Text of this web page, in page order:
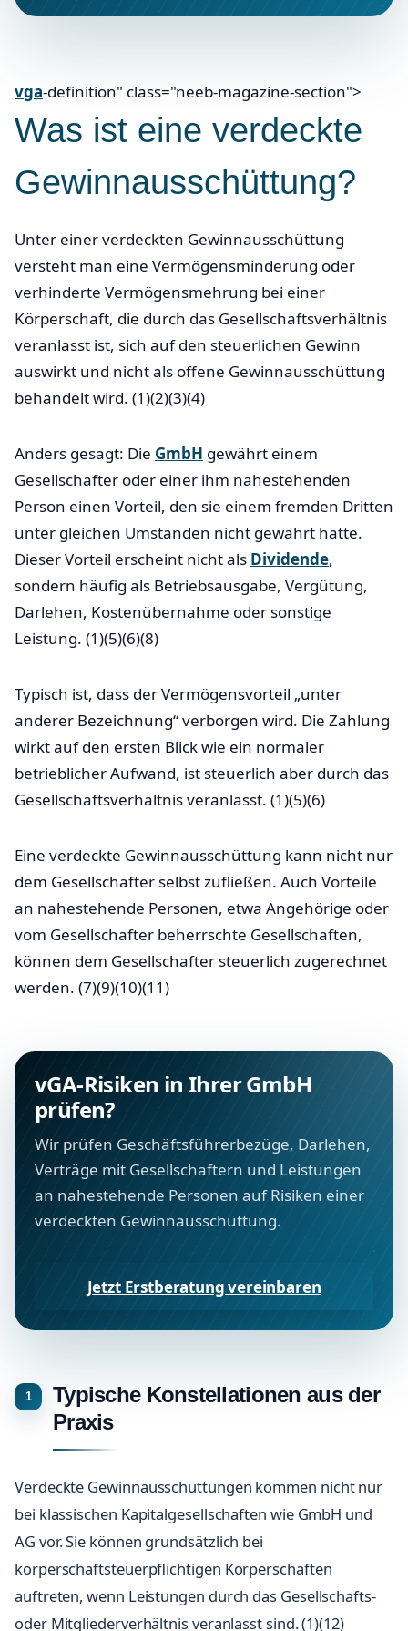
vga-definition" class="neeb-magazine-section">
Was ist eine verdeckte
Gewinnausschüttung?
Unter einer verdeckten Gewinnausschüttung
versteht man eine Vermögensminderung oder
verhinderte Vermögensmehrung bei einer
Körperschaft, die durch das Gesellschaftsverhältnis
veranlasst ist, sich auf den steuerlichen Gewinn
auswirkt und nicht als offene Gewinnausschüttung
behandelt wird. (1)(2)(3)(4)
Anders gesagt: Die GmbH gewährt einem
Gesellschafter oder einer ihm nahestehenden
Person einen Vorteil, den sie einem fremden Dritten
unter gleichen Umständen nicht gewährt hätte.
Dieser Vorteil erscheint nicht als Dividende,
sondern häufig als Betriebsausgabe, Vergütung,
Darlehen, Kostenübernahme oder sonstige
Leistung. (1)(5)(6)(8)
Typisch ist, dass der Vermögensvorteil „unter
anderer Bezeichnung“ verborgen wird. Die Zahlung
wirkt auf den ersten Blick wie ein normaler
betrieblicher Aufwand, ist steuerlich aber durch das
Gesellschaftsverhältnis veranlasst. (1)(5)(6)
Eine verdeckte Gewinnausschüttung kann nicht nur
dem Gesellschafter selbst zufließen. Auch Vorteile
an nahestehende Personen, etwa Angehörige oder
vom Gesellschafter beherrschte Gesellschaften,
können dem Gesellschafter steuerlich zugerechnet
werden. (7)(9)(10)(11)
vGA-Risiken in Ihrer GmbH
prüfen?
Wir prüfen Geschäftsführerbezüge, Darlehen,
Verträge mit Gesellschaftern und Leistungen
an nahestehende Personen auf Risiken einer
verdeckten Gewinnausschüttung.
Jetzt Erstberatung vereinbaren
Typische Konstellationen aus der
Praxis
Verdeckte Gewinnausschüttungen kommen nicht nur
bei klassischen Kapitalgesellschaften wie GmbH und
AG vor. Sie können grundsätzlich bei
körperschaftsteuerpflichtigen Körperschaften
auftreten, wenn Leistungen durch das Gesellschafts-
oder Mitgliederverhältnis veranlasst sind. (1)(12)